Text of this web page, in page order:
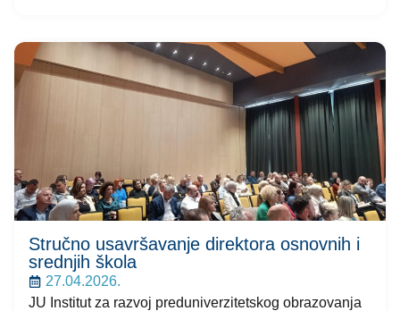
Stručno usavršavanje direktora osnovnih i
srednjih škola
27.04.2026.
JU Institut za razvoj preduniverzitetskog obrazovanja